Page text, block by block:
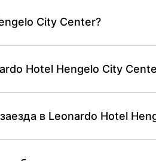
City Center?
Hotel Hengelo City
в Leonardo Hotel